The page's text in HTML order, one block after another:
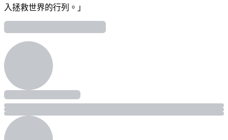
入拯救世界的行列。」